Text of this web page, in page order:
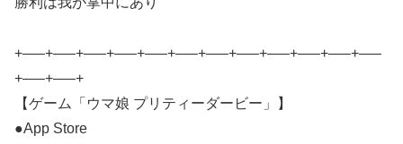
+—–+—–+—–+—–+—–+—–+—–+—–+—–+—–+—–+—–
+—–+—–+
【ゲーム「ウマ娘 プリティーダービー」】
●App Store